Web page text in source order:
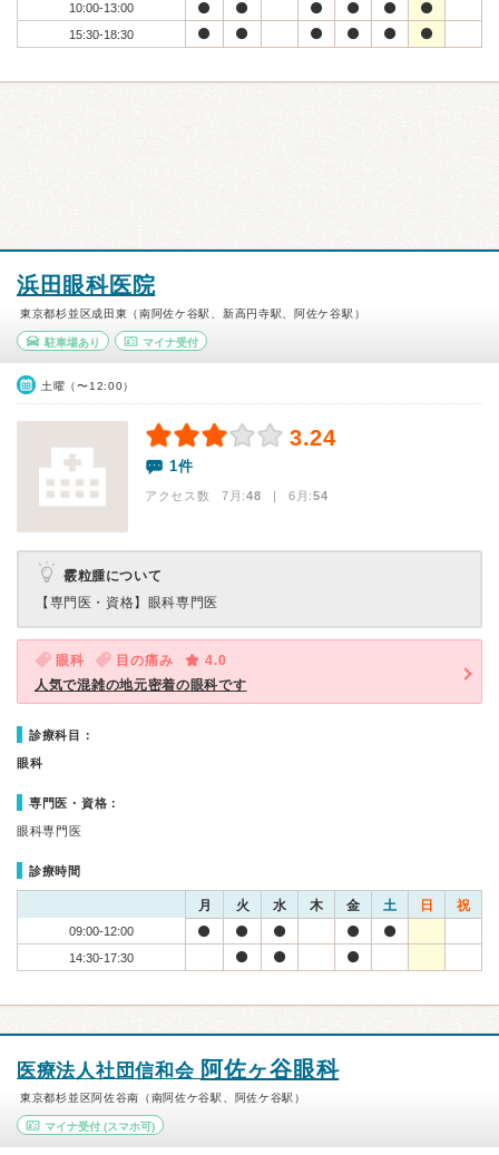
10:00-13:00
15:30-18:30
浜田眼科医院
東京都杉並区成田東（南阿佐ケ谷駅、新高円寺駅、阿佐ケ谷駅）
駐車場あり マイナ受付
土曜（〜12:00）
3.24
1件
アクセス数 7月:48 | 6月:54
霰粒腫について
【専門医・資格】 眼科専門医
眼科 目の痛み
4.0
人気で混雑の地元密着の眼科です
診療科目：
眼科
専門医・資格：
眼科専門医
診療時間
月 火 水 木 金 土 日 祝
09:00-12:00
14:30-17:30
医療法人社団信和会 阿佐ヶ谷眼科
東京都杉並区阿佐谷南（南阿佐ケ谷駅、阿佐ケ谷駅）
マイナ受付 (スマホ可)